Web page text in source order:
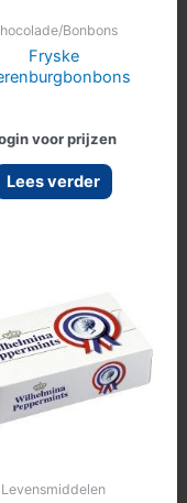
Bonbons
Fryske
voor prijzen
Lees verder
Levensmiddelen